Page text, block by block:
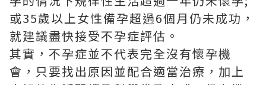
或35歲以上女性備孕超過6個月仍未成功，
就建議盡快接受不孕症評估。
其實，不孕症並不代表完全沒有懷孕機
會，只要找出原因並配合適當治療，加上